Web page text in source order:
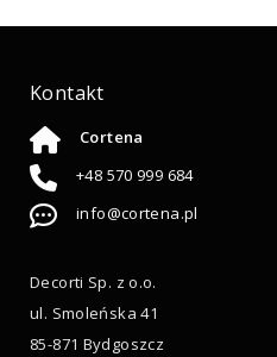
Kontakt
Cortena
+48 570 999 684
info@cortena.pl
Decorti Sp. z o.o.
ul. Smoleńska 41
85-871 Bydgoszcz